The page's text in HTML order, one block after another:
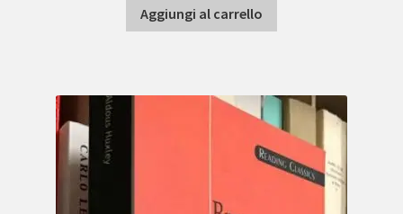
Aggiungi al carrello